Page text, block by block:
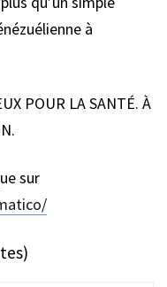
à
POUR LA SANTÉ. À
sur